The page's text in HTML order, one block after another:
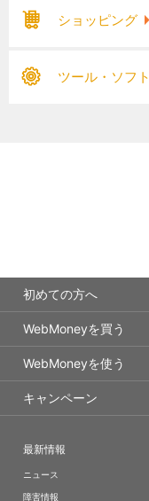
ショッピング
ツール・ソフト
初めての方へ
WebMoneyを買う
WebMoneyを使う
キャンペーン
最新情報
ニュース
障害情報